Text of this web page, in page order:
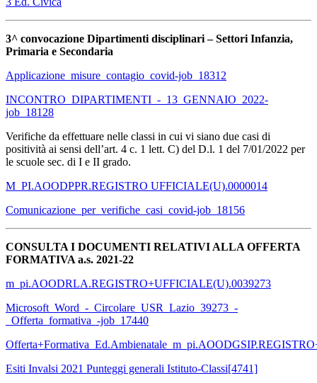
3^ convocazione Dipartimenti disciplinari – Settori Infanzia,
Primaria e Secondaria
Applicazione_misure_contagio_covid-job_18312
INCONTRO_DIPARTIMENTI_-_13_GENNAIO_2022-
job_18128
Verifiche da effettuare nelle classi in cui vi siano due casi di
positività ai sensi dell’art. 4 c. 1 lett. C) del D.l. 1 del 7/01/2022 per
le scuole sec. di I e II grado.
M_PI.AOODPPR.REGISTRO UFFICIALE(U).0000014
Comunicazione_per_verifiche_casi_covid-job_18156
CONSULTA I DOCUMENTI RELATIVI ALLA OFFERTA
FORMATIVA a.s. 2021-22
m_pi.AOODRLA.REGISTRO+UFFICIALE(U).0039273
Microsoft_Word_-_Circolare_USR_Lazio_39273_-
_Offerta_formativa_-job_17440
Esiti Invalsi 2021 Punteggi generali Istituto-Classi[4741]